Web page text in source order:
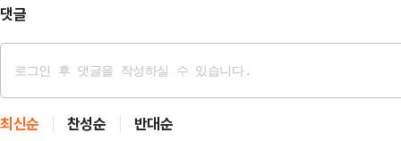
댓글
최신순 찬성순 반대순